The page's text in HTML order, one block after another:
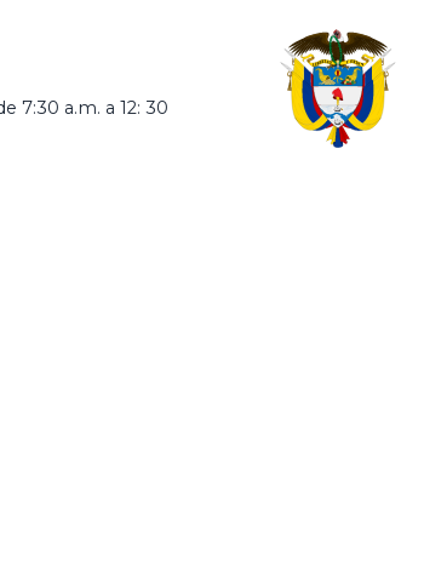
7:30 a.m. a 12: 30